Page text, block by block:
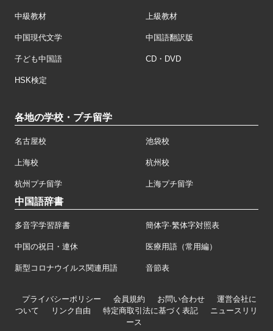
中級教材 上級教材
中国現代文学 中国語翻訳版
子ども中国語 CD・DVD
HSK検定
各地の学校・プチ留学
名古屋校 池袋校
上海校 杭州校
杭州プチ留学 上海プチ留学
中国語辞書
多音字学習辞書 簡体字·繁体字対照表
中国の祝日・連休 医療用語（常用編）
新型コロナウイルス関連用語 音節表
プライバシーポリシー 会員規約 お問い合わせ
運営会社に
ついて
リンク自由 特定商取引法に基づく表記
ニュースリリ
ース